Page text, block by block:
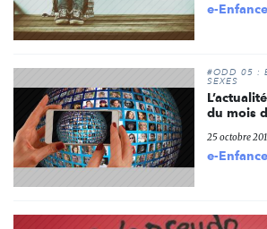
e-Enfance
#ODD 05 :
SEXES
du mois
25 octobre
e-Enfance